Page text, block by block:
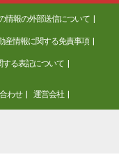
情報の外部送信について
産情報に関する免責事項
する表記について
わせ 運営会社